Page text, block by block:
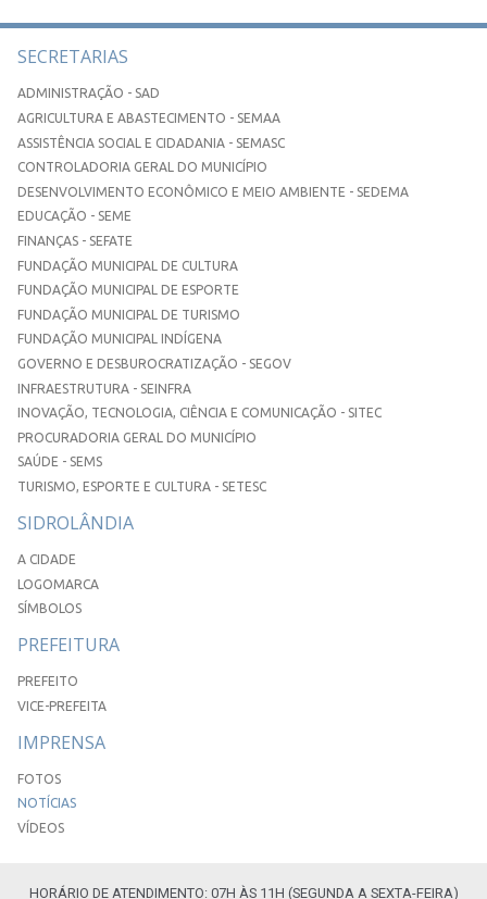
SECRETARIAS
ADMINISTRAÇÃO - SAD
AGRICULTURA E ABASTECIMENTO - SEMAA
ASSISTÊNCIA SOCIAL E CIDADANIA - SEMASC
CONTROLADORIA GERAL DO MUNICÍPIO
DESENVOLVIMENTO ECONÔMICO E MEIO AMBIENTE - SEDEMA
EDUCAÇÃO - SEME
FINANÇAS - SEFATE
FUNDAÇÃO MUNICIPAL DE CULTURA
FUNDAÇÃO MUNICIPAL DE ESPORTE
FUNDAÇÃO MUNICIPAL DE TURISMO
FUNDAÇÃO MUNICIPAL INDÍGENA
GOVERNO E DESBUROCRATIZAÇÃO - SEGOV
INFRAESTRUTURA - SEINFRA
INOVAÇÃO, TECNOLOGIA, CIÊNCIA E COMUNICAÇÃO - SITEC
PROCURADORIA GERAL DO MUNICÍPIO
SAÚDE - SEMS
TURISMO, ESPORTE E CULTURA - SETESC
SIDROLÂNDIA
A CIDADE
LOGOMARCA
SÍMBOLOS
PREFEITURA
PREFEITO
VICE-PREFEITA
IMPRENSA
FOTOS
NOTÍCIAS
VÍDEOS
HORÁRIO DE ATENDIMENTO: 07H ÀS 11H (SEGUNDA A SEXTA-FEIRA)